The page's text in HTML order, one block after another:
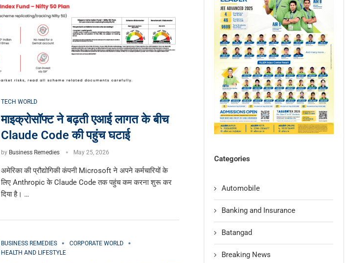
TECH WORLD
माइक्रोसॉफ्ट ने बढ़ती एआई लागत के बीच
Claude Code की पहुंच घटाई
by Business Remedies May 25, 2026
अमेरिका की प्रौद्योगिकी कंपनी Microsoft ने अपने कर्मचारियों के
लिए Anthropic के Claude Code तक पहुंच कम करना शुरू कर
दिया है। …
BUSINESS REMEDIES
CORPORATE WORLD
HEALTH AND LIFESTYLE
Categories
Automobile
Banking and Insurance
Batangad
Breaking News